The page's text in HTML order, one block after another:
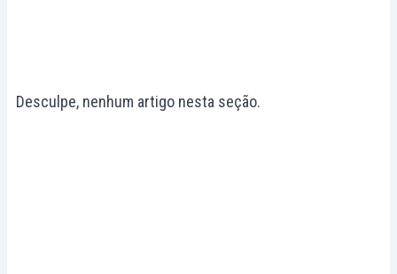
Desculpe, nenhum artigo nesta seção.